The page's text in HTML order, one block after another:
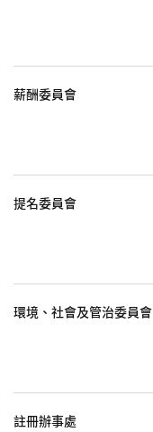
薪酬委員會
提名委員會
環境、社會及管治委員會
註冊辦事處